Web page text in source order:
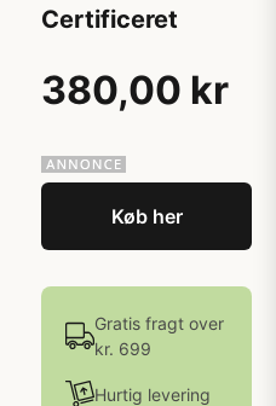
Certificeret
380,00 kr
Køb her
Gratis fragt over
kr. 699
Hurtig levering